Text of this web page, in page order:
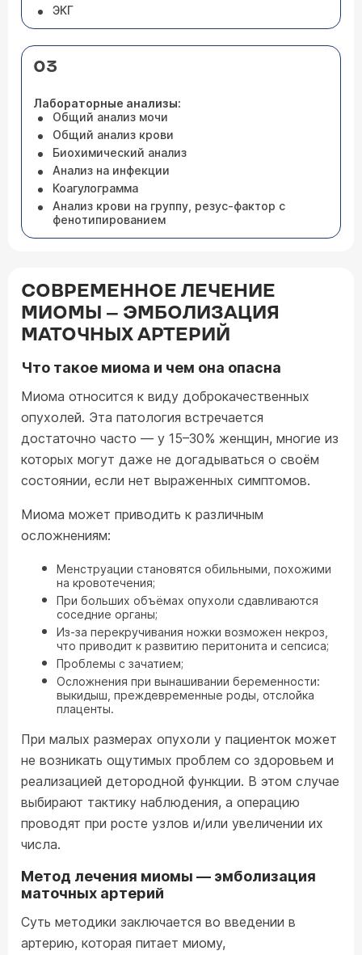
ЭКГ
03
Лабораторные анализы:
Общий анализ мочи
Общий анализ крови
Биохимический анализ
Анализ на инфекции
Коагулограмма
Анализ крови на группу, резус-фактор с
фенотипированием
СОВРЕМЕННОЕ ЛЕЧЕНИЕ
МИОМЫ – ЭМБОЛИЗАЦИЯ
МАТОЧНЫХ АРТЕРИЙ
Что такое миома и чем она опасна
Миома относится к виду доброкачественных
опухолей. Эта патология встречается
достаточно часто — у 15–30% женщин, многие из
которых могут даже не догадываться о своём
состоянии, если нет выраженных симптомов.
Миома может приводить к различным
осложнениям:
Менструации становятся обильными, похожими
на кровотечения;
При больших объёмах опухоли сдавливаются
соседние органы;
Из-за перекручивания ножки возможен некроз,
что приводит к развитию перитонита и сепсиса;
Проблемы с зачатием;
Осложнения при вынашивании беременности:
выкидыш, преждевременные роды, отслойка
плаценты.
При малых размерах опухоли у пациенток может
не возникать ощутимых проблем со здоровьем и
реализацией детородной функции. В этом случае
выбирают тактику наблюдения, а операцию
проводят при росте узлов и/или увеличении их
числа.
Метод лечения миомы — эмболизация
маточных артерий
Суть методики заключается во введении в
артерию, которая питает миому,